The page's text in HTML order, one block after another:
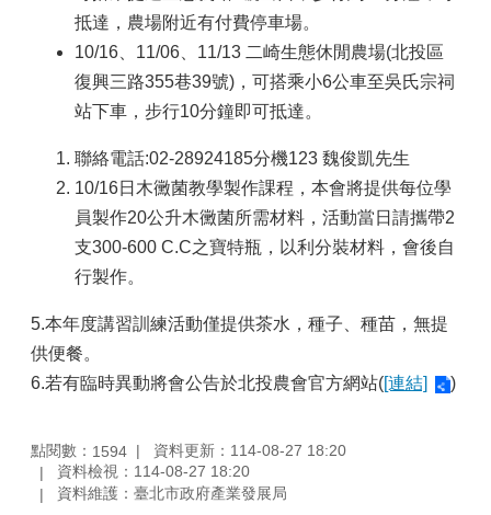
抵達，農場附近有付費停車場。
10/16、11/06、11/13 二崎生態休閒農場(北投區
復興三路355巷39號)，可搭乘小6公車至吳氏宗祠
站下車，步行10分鐘即可抵達。
聯絡電話:02-28924185分機123 魏俊凱先生
10/16日木黴菌教學製作課程，本會將提供每位學
員製作20公升木黴菌所需材料，活動當日請攜帶2
支300-600 C.C之寶特瓶，以利分裝材料，會後自
行製作。
5.本年度講習訓練活動僅提供茶水，種子、種苗，無提
供便餐。
6.若有臨時異動將會公告於北投農會官方網站([連結] )
點閱數： 1594
資料更新：114-08-27 18:20
資料檢視：114-08-27 18:20
資料維護：臺北市政府產業發展局